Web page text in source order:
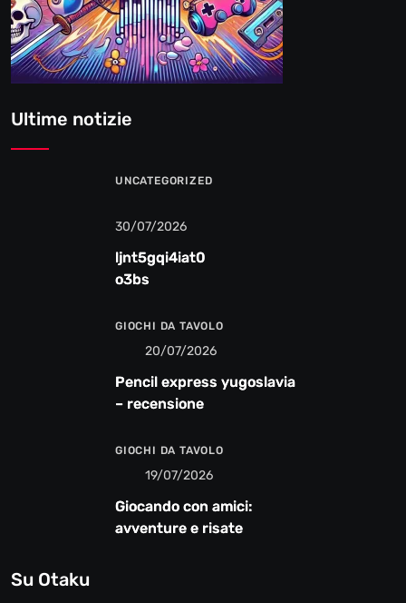
Ultime notizie
UNCATEGORIZED
30/07/2026
ljnt5gqi4iat0
o3bs
GIOCHI DA TAVOLO
20/07/2026
Pencil express yugoslavia
– recensione
GIOCHI DA TAVOLO
19/07/2026
Giocando con amici:
avventure e risate
Su Otaku